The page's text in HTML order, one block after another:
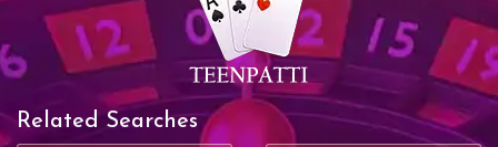
Related Searches